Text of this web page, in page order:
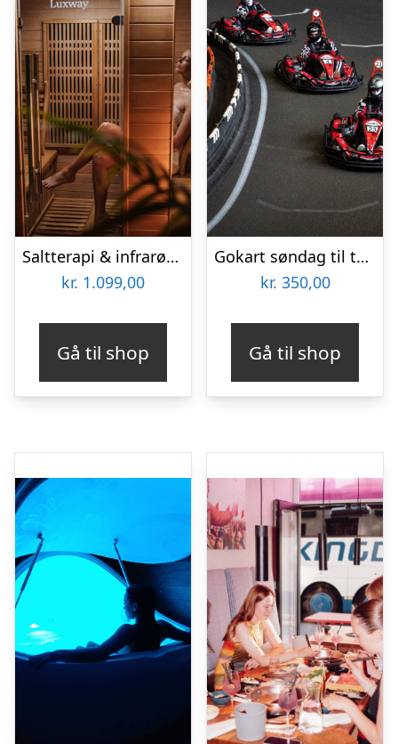
Saltterapi & infrarød sauna for to hos House of Salt
kr. 1.099,00
Gå til shop
Gokart søndag til torsdag hos Ballerup Gokart Center
kr. 350,00
Gå til shop